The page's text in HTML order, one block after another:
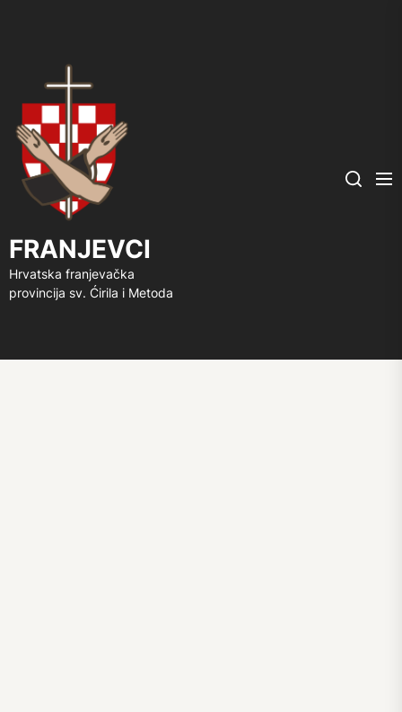
FRANJEVCI
Hrvatska franjevačka
provincija sv. Ćirila i Metoda
Search